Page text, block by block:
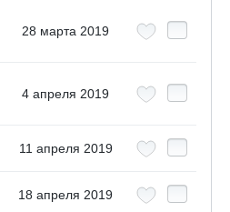
28 марта 2019
4 апреля 2019
11 апреля 2019
18 апреля 2019